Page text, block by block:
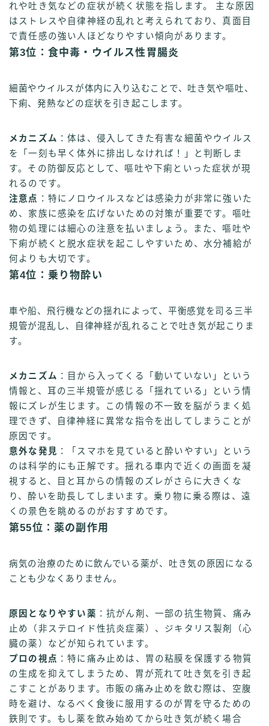
れや吐き気などの症状が続く状態を指します。 主な原因
はストレスや自律神経の乱れと考えられており、真面目
で責任感の強い人ほどなりやすい傾向があります。
第3位：食中毒・ウイルス性胃腸炎
細菌やウイルスが体内に入り込むことで、吐き気や嘔吐、
下痢、発熱などの症状を引き起こします。
メカニズム ：体は、侵入してきた有害な細菌やウイルス
を「一刻も早く体外に排出しなければ！」と判断しま
す。その防御反応として、嘔吐や下痢といった症状が現
れるのです。
注意点 ：特にノロウイルスなどは感染力が非常に強いた
め、家族に感染を広げないための対策が重要です。嘔吐
物の処理には細心の注意を払いましょう。また、嘔吐や
下痢が続くと脱水症状を起こしやすいため、水分補給が
何よりも大切です。
第4位：乗り物酔い
車や船、飛行機などの揺れによって、平衡感覚を司る三半
規管が混乱し、自律神経が乱れることで吐き気が起こりま
す。
メカニズム ：目から入ってくる「動いていない」という
情報と、耳の三半規管が感じる「揺れている」という情
報にズレが生じます。この情報の不一致を脳がうまく処
理できず、自律神経に異常な指令を出してしまうことが
原因です。
意外な発見 ：「スマホを見ていると酔いやすい」という
のは科学的にも正解です。揺れる車内で近くの画面を凝
視すると、目と耳からの情報のズレがさらに大きくな
り、酔いを助長してしまいます。乗り物に乗る際は、遠
くの景色を眺めるのがおすすめです。
第55位：薬の副作用
病気の治療のために飲んでいる薬が、吐き気の原因になる
ことも少なくありません。
原因となりやすい薬 ：抗がん剤、一部の抗生物質、痛み
止め（非ステロイド性抗炎症薬）、ジキタリス製剤（心
臓の薬）などが知られています。
プロの視点 ：特に痛み止めは、胃の粘膜を保護する物質
の生成を抑えてしまうため、胃が荒れて吐き気を引き起
こすことがあります。市販の痛み止めを飲む際は、空腹
時を避け、なるべく食後に服用するのが胃を守るための
鉄則です。もし薬を飲み始めてから吐き気が続く場合